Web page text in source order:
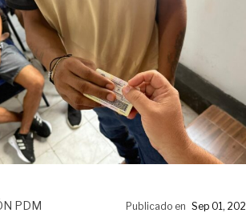
PDM Publicado en Sep 01,